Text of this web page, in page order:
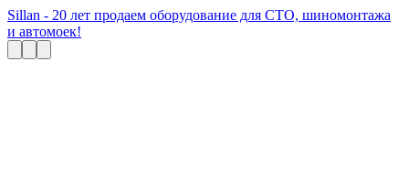
Sillan - 20 лет продаем оборудование для СТО, шиномонтажа
и автомоек!